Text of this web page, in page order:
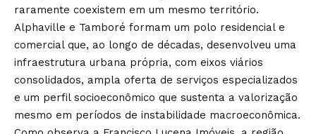
raramente coexistem em um mesmo território.
Alphaville e Tamboré formam um polo residencial e
comercial que, ao longo de décadas, desenvolveu uma
infraestrutura urbana própria, com eixos viários
consolidados, ampla oferta de serviços especializados
e um perfil socioeconômico que sustenta a valorização
mesmo em períodos de instabilidade macroeconômica.